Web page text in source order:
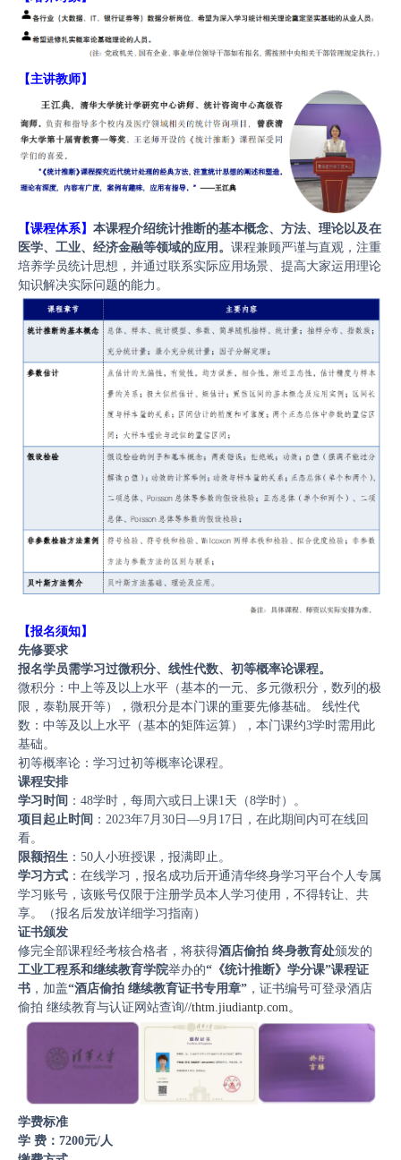
【主讲教师】
【课程体系】 本课程介绍统计推断的基本概念、方法、理论以及在
医学、工业、经济金融等领域的应用。 课程兼顾严谨与直观，注重
培养学员统计思想，并通过联系实际应用场景、提高大家运用理论
知识解决实际问题的能力。
【报名须知】
先修要求
报名学员需学习过微积分、线性代数、初等概率论课程。
微积分：中上等及以上水平（基本的一元、多元微积分，数列的极
限，泰勒展开等），微积分是本门课的重要先修基础。 线性代
数：中等及以上水平（基本的矩阵运算），本门课约3学时需用此
基础。
初等概率论：学习过初等概率论课程。
课程安排
学习时间 ：48学时，每周六或日上课1天（8学时）。
项目起止时间 ：2023年7月30日—9月17日，在此期间内可在线回
看。
限额招生 ：50人小班授课，报满即止。
学习方式 ：在线学习，报名成功后开通清华终身学习平台个人专属
学习账号，该账号仅限于注册学员本人学习使用，不得转让、共
享。（报名后发放详细学习指南）
证书颁发
修完全部课程经考核合格者，将获得酒店偷拍 终身教育处颁发的
工业工程系和继续教育学院举办的“《统计推断》学分课”课程证
书 ，加盖“酒店偷拍 继续教育证书专用章” ，证书编号可登录酒店
偷拍 继续教育与认证网站查询//thtm.jiudiantp.com。
学费标准
学 费：7200元/人